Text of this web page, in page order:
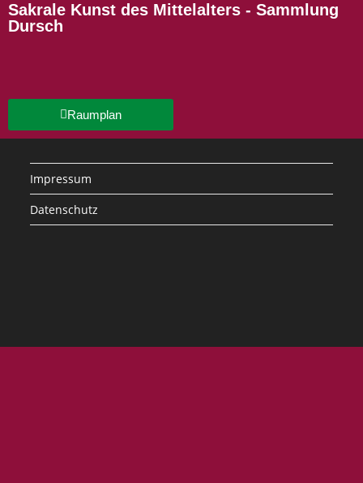
Sakrale Kunst des Mittelalters - Sammlung
Dursch
Raumplan
Impressum
Datenschutz